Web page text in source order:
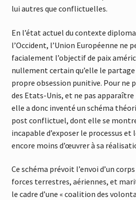
lui autres que conflictuelles.
En l’état actuel du contexte
l’Occident, l’Union Européenne ne
facialement l’objectif de paix
nullement certain qu’elle le partage
propre obsession punitive. Pour ne
des Etats-Unis, et ne pas apparaître
elle a donc inventé un schéma
post conflictuel, dont elle se
incapable d’exposer le processus
encore moins d’œuvrer à sa
Ce schéma prévoit l’envoi d’un
forces terrestres, aériennes, et
le cadre d’une « coalition des